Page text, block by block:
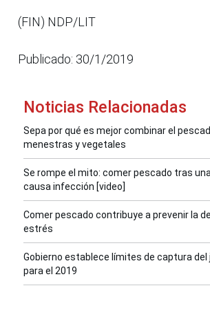
(FIN) NDP/LIT
Publicado: 30/1/2019
Noticias Relacionadas
Sepa por qué es mejor combinar el
menestras y vegetales
Se rompe el mito: comer pescado tras
causa infección [video]
Comer pescado contribuye a prevenir la
estrés
Gobierno establece límites de captura del
para el 2019